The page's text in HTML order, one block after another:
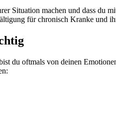
Situation machen und dass
für chronisch Kranke und
du oftmals von deinen